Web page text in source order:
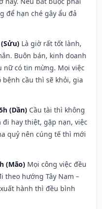
để hạn ché gây ẩu đả
Là giờ rất tốt lành,
Buôn bán, kinh doanh
nữ có tin mừng. Mọi việc
cầu thì sẽ khỏi, gia
(Dần) Cầu tài thì không
hay thiệt, gặp nạn, việc
quỷ nên cúng tế thì mới
(Mão) Mọi công việc đều
theo hướng Tây Nam –
hành thì đều bình